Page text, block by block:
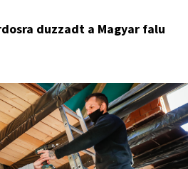
duzzadt a Magyar falu